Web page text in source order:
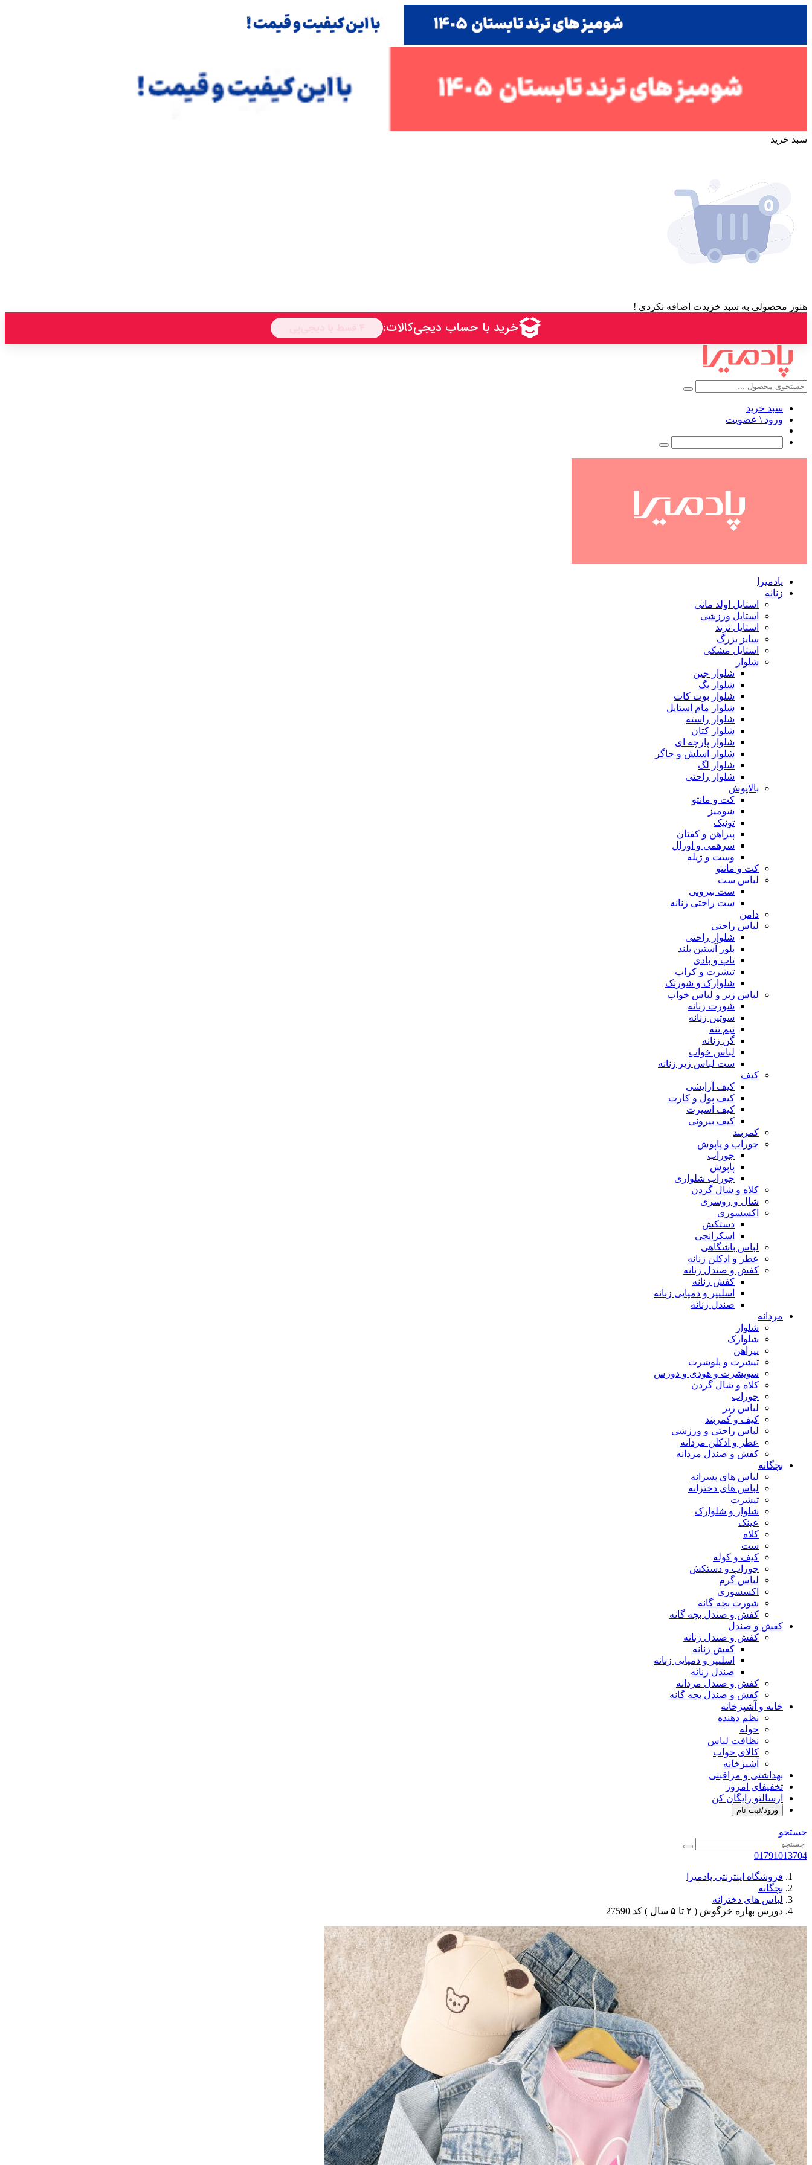
سبد خرید
هنوز محصولی به سبد خریدت اضافه نکردی !
سبد خرید
ورود \ عضویت
پادمیرا
زنانه
استایل اولد مانی
استایل ورزشی
استایل ترند
سایز بزرگ
استایل مشکی
شلوار
شلوار جین
شلوار بگ
شلوار بوت کات
شلوار مام استایل
شلوار راسته
شلوار کتان
شلوار پارچه ای
شلوار اسلش و جاگر
شلوار لگ
شلوار راحتی
بالاپوش
کت و مانتو
شومیز
تونیک
پیراهن و کفتان
سرهمی و اورال
وست و ژیله
کت و مانتو
لباس ست
ست بیرونی
ست راحتی زنانه
دامن
لباس راحتی
شلوار راحتی
بلوز آستین بلند
تاپ و بادی
تیشرت و کراپ
شلوارک و شورتک
لباس زیر و لباس خواب
شورت زنانه
سوتین زنانه
نیم تنه
گن زنانه
لباس خواب
ست لباس زیر زنانه
کیف
کیف آرایشی
کیف پول و کارت
کیف اسپرت
کیف بیرونی
کمربند
جوراب و پاپوش
جوراب
پاپوش
جوراب شلواری
کلاه و شال گردن
شال و روسری
اکسسوری
دستکش
اسکرانچی
لباس باشگاهی
عطر و ادکلن زنانه
کفش و صندل زنانه
کفش زنانه
اسلیپر و دمپایی زنانه
صندل زنانه
مردانه
شلوار
شلوارک
پیراهن
تیشرت و پلوشرت
سویشرت و هودی و دورس
کلاه و شال گردن
جوراب
لباس زیر
کیف و کمربند
لباس راحتی و ورزشی
عطر و ادکلن مردانه
کفش و صندل مردانه
بچگانه
لباس های پسرانه
لباس های دخترانه
تیشرت
شلوار و شلوارک
عینک
کلاه
ست
کیف و کوله
جوراب و دستکش
لباس گرم
اکسسوری
شورت بچه گانه
کفش و صندل بچه گانه
کفش و صندل
کفش و صندل زنانه
کفش زنانه
اسلیپر و دمپایی زنانه
صندل زنانه
کفش و صندل مردانه
کفش و صندل بچه گانه
خانه و آشپزخانه
نظم دهنده
حوله
نظافت لباس
کالای خواب
آشپزخانه
بهداشتی و مراقبتی
تخفیفای امروز
ارسالتو رایگان کن
ورود/ثبت نام
جستجو
01791013704
فروشگاه اینترنتی پادمیرا
بچگانه
لباس های دخترانه
دورس بهاره خرگوش ( ۲ تا ۵ سال ) کد 27590